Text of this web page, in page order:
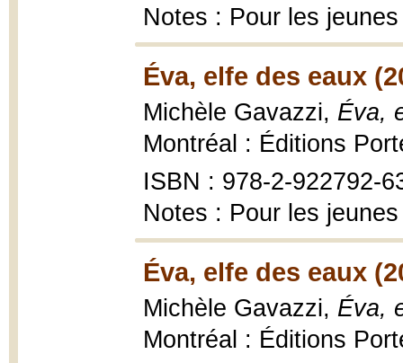
Notes : Pour les jeunes
Éva, elfe des eaux
Michèle Gavazzi, Éva,
Montréal : Éditions
ISBN : 978-2-922792-
Notes : Pour les jeunes
Éva, elfe des eaux
Michèle Gavazzi, Éva,
Montréal : Éditions